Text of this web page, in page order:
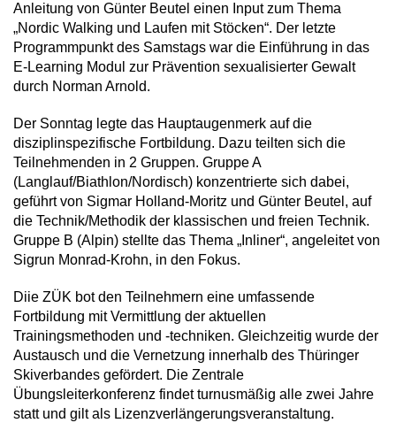
Anleitung von Günter Beutel einen Input zum Thema
„Nordic Walking und Laufen mit Stöcken“. Der letzte
Programmpunkt des Samstags war die Einführung in das
E-Learning Modul zur Prävention sexualisierter Gewalt
durch Norman Arnold.
Der Sonntag legte das Hauptaugenmerk auf die
disziplinspezifische Fortbildung. Dazu teilten sich die
Teilnehmenden in 2 Gruppen. Gruppe A
(Langlauf/Biathlon/Nordisch) konzentrierte sich dabei,
geführt von Sigmar Holland-Moritz und Günter Beutel, auf
die Technik/Methodik der klassischen und freien Technik.
Gruppe B (Alpin) stellte das Thema „Inliner“, angeleitet von
Sigrun Monrad-Krohn, in den Fokus.
Diie ZÜK bot den Teilnehmern eine umfassende
Fortbildung mit Vermittlung der aktuellen
Trainingsmethoden und -techniken. Gleichzeitig wurde der
Austausch und die Vernetzung innerhalb des Thüringer
Skiverbandes gefördert. Die Zentrale
Übungsleiterkonferenz findet turnusmäßig alle zwei Jahre
statt und gilt als Lizenzverlängerungsveranstaltung.